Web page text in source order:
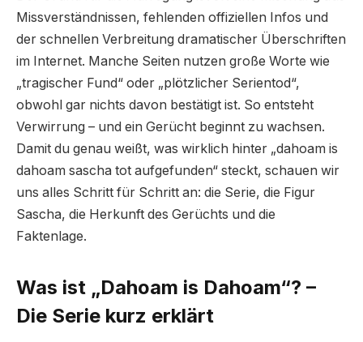
Missverständnissen, fehlenden offiziellen Infos und
der schnellen Verbreitung dramatischer Überschriften
im Internet. Manche Seiten nutzen große Worte wie
„tragischer Fund“ oder „plötzlicher Serientod“,
obwohl gar nichts davon bestätigt ist. So entsteht
Verwirrung – und ein Gerücht beginnt zu wachsen.
Damit du genau weißt, was wirklich hinter „dahoam is
dahoam sascha tot aufgefunden“ steckt, schauen wir
uns alles Schritt für Schritt an: die Serie, die Figur
Sascha, die Herkunft des Gerüchts und die
Faktenlage.
Was ist „Dahoam is Dahoam“? –
Die Serie kurz erklärt